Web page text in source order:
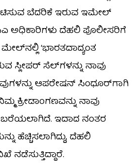
ಬೆದರಿಕೆ ಇರುವ ಇಮೇಲ್
ಅಧಿಕಾರಿಗಳು ದೆಹಲಿ ಪೊಲೀಸರಿಗೆ
‘ಭಾರತದಾದ್ಯಂತ
ಸ್ಲೀಪರ್ ಸೆಲ್‌ಗಳನ್ನು ನಾವು
ಆಪರೇಷನ್ ಸಿಂಧೂರ್‌ಗಾಗಿ
ಕ್ರೀಡಾಂಗಣವನ್ನು ನಾವು
ಬರೆಯಲಾಗಿದೆ. ಇದಾದ ನಂತರ
ಹೆಚ್ಚಿಸಲಾಗಿದ್ದು, ದೆಹಲಿ
ನಡೆಸುತ್ತಿದ್ದಾರೆ.